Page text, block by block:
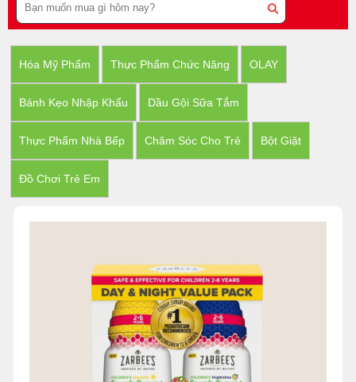
Hóa Mỹ Phẩm Thực Phẩm Chức Năng OLAY
Bánh Kẹo Nhập Khẩu Dầu Gội Sữa Tắm
Thực Phẩm Nhà Bếp Chăm Sóc Cho Trẻ Bột Giặt
Đồ Chơi Trẻ Em